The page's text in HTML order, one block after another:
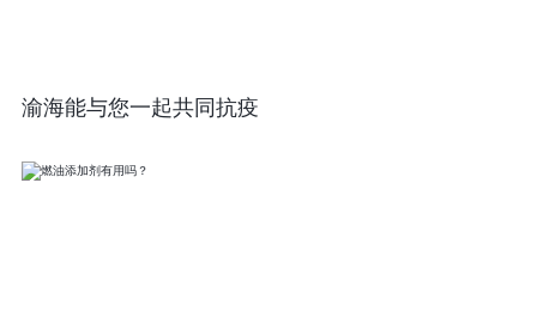
渝海能与您一起共同抗疫